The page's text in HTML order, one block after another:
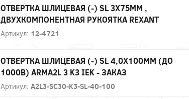
ОТВЕРТКА ШЛИЦЕВАЯ (-) SL 3Х75ММ ,
ДВУХКОМПОНЕНТНАЯ РУКОЯТКА REXANT
Артикул: 12-4721
ОТВЕРТКА ШЛИЦЕВАЯ (-) SL 4,0Х100ММ (ДО
1000В) ARMA2L 3 K3 IEK - ЗАКАЗ
Артикул: A2L3-SC30-K3-SL-40-100